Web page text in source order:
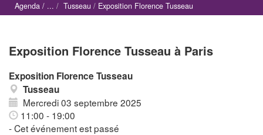
Agenda Tusseau Exposition Florence Tusseau
Exposition Florence Tusseau à Paris
Exposition Florence Tusseau
Tusseau
Mercredi 03 septembre 2025
11:00 - 19:00
- Cet événement est passé